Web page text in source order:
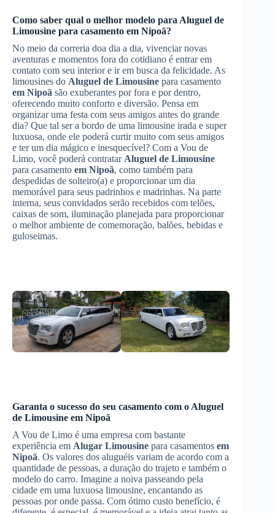
Como saber qual o melhor modelo para Aluguel de
Limousine para casamento em Nipoã?
No meio da correria doa dia a dia, vivenciar novas
aventuras e momentos fora do cotidiano é entrar em
contato com seu interior e ir em busca da felicidade. As
limousines do Aluguel de Limousine para casamento
em Nipoã são exuberantes por fora e por dentro,
oferecendo muito conforto e diversão. Pensa em
organizar uma festa com seus amigos antes do grande
dia? Que tal ser a bordo de uma limousine irada e super
luxuosa, onde ele poderá curtir muito com seus amigos
e ter um dia mágico e inesquecível? Com a Vou de
Limo, você poderá contratar Aluguel de Limousine
para casamento em Nipoã, como também para
despedidas de solteiro(a) e proporcionar um dia
memorável para seus padrinhos e madrinhas. Na parte
interna, seus convidados serão recebidos com telões,
caixas de som, iluminação planejada para proporcionar
o melhor ambiente de comemoração, balões, bebidas e
guloseimas.
Garanta o sucesso do seu casamento com o Aluguel
de Limousine em Nipoã
A Vou de Limo é uma empresa com bastante
experiência em Alugar Limousine para casamentos em
Nipoã. Os valores dos aluguéis variam de acordo com a
quantidade de pessoas, a duração do trajeto e também o
modelo do carro. Imagine a noiva passeando pela
cidade em uma luxuosa limousine, encantando as
pessoas por onde passa. Com ótimo custo benefício, é